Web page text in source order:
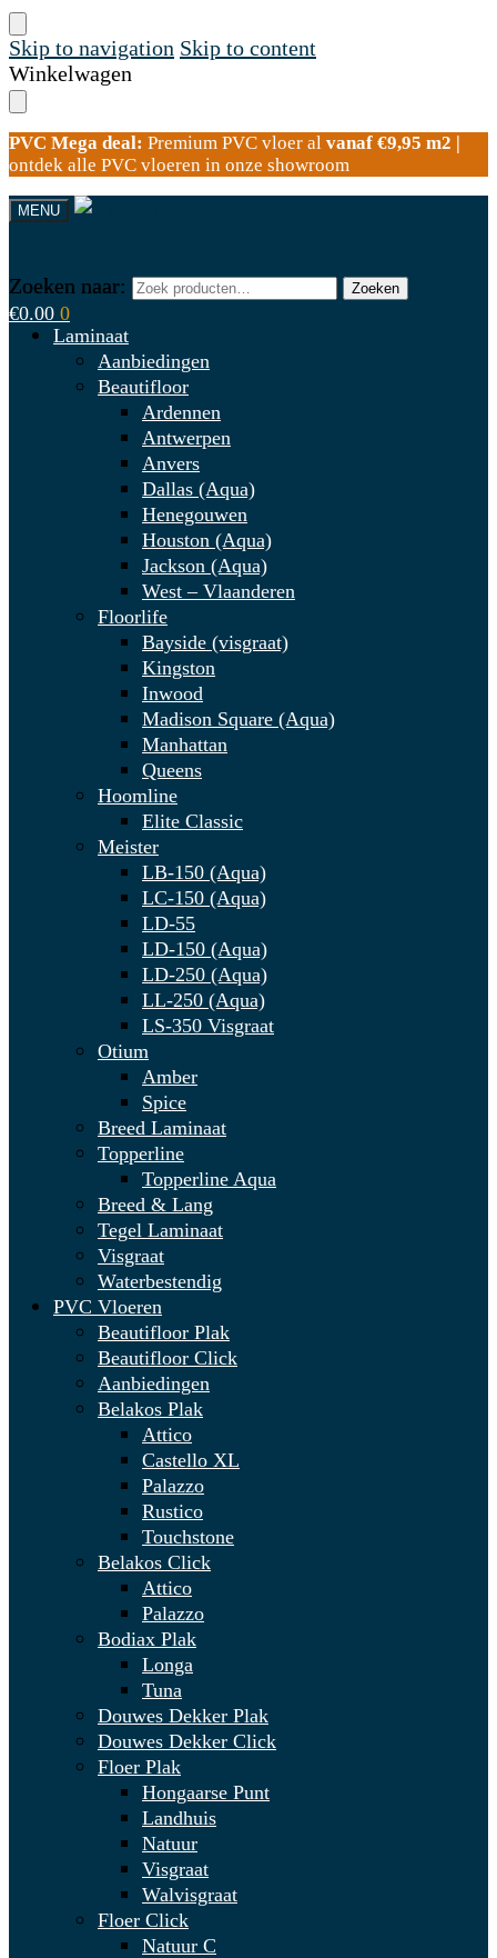
Skip to navigation Skip to content
Winkelwagen
PVC Mega deal: Premium PVC vloer al vanaf €9,95 m2 |
ontdek alle PVC vloeren in onze showroom
MENU
Zoeken naar: Zoeken
€0.00 0
Zoeken naar: Zoeken
Laminaat
Aanbiedingen
Beautifloor
Ardennen
Antwerpen
Anvers
Dallas (Aqua)
Henegouwen
Houston (Aqua)
Jackson (Aqua)
West – Vlaanderen
Floorlife
Bayside (visgraat)
Kingston
Inwood
Madison Square (Aqua)
Manhattan
Queens
Hoomline
Elite Classic
Meister
LB-150 (Aqua)
LC-150 (Aqua)
LD-55
LD-150 (Aqua)
LD-250 (Aqua)
LL-250 (Aqua)
LS-350 Visgraat
Otium
Amber
Spice
Breed Laminaat
Topperline
Topperline Aqua
Breed & Lang
Tegel Laminaat
Visgraat
Waterbestendig
PVC Vloeren
Beautifloor Plak
Beautifloor Click
Aanbiedingen
Belakos Plak
Attico
Castello XL
Palazzo
Rustico
Touchstone
Belakos Click
Attico
Palazzo
Bodiax Plak
Longa
Tuna
Douwes Dekker Plak
Douwes Dekker Click
Floer Plak
Hongaarse Punt
Landhuis
Natuur
Visgraat
Walvisgraat
Floer Click
Natuur C